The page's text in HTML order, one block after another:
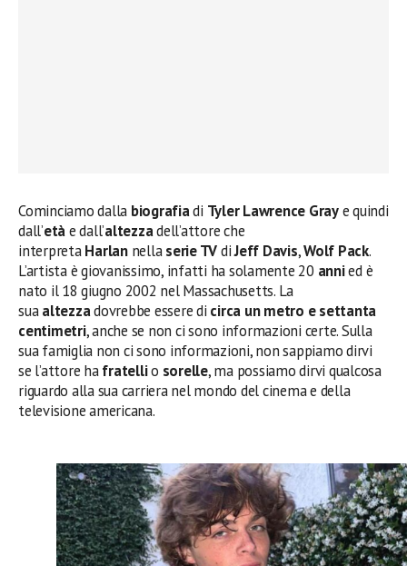
Cominciamo dalla biografiadi Tyler Lawrence Graye quindi
dall’etàe dall’altezzadell’attore che
interpretaHarlan nellaserie TVdiJeff Davis,Wolf Pack.
L’artista è giovanissimo, infatti ha solamente 20 annied è
nato il 18 giugno 2002 nel Massachusetts. La
suaaltezzadovrebbe essere di circa un metro e settanta
centimetri, anche se non ci sono informazioni certe. Sulla
sua famiglia non ci sono informazioni, non sappiamo dirvi
se l’attore hafratellio sorelle, ma possiamo dirvi qualcosa
riguardo alla sua carriera nel mondo del cinema e della
televisione americana.